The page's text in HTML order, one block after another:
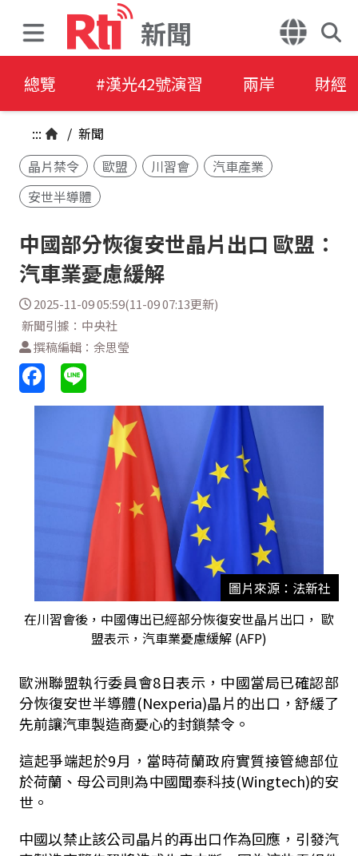
新聞
總覽 #漢光42號演習 兩岸 財經
::: / 新聞
晶片禁令
歐盟 川習會
汽車產業
安世半導體
中國部分恢復安世晶片出口 歐盟：
汽車業憂慮緩解
2025-11-09 05:59(11-09 07:13更新)
新聞引據：中央社
撰稿編輯：余思瑩
圖片來源：法新社
在川習會後，中國傳出已經部分恢復安世晶片出口， 歐
盟表示，汽車業憂慮緩解 (AFP)
歐洲聯盟執行委員會8日表示，中國當局已確認部
分恢復安世半導體(Nexperia)晶片的出口，舒緩了
先前讓汽車製造商憂心的封鎖禁令。
這起爭端起於9月，當時荷蘭政府實質接管總部位
於荷蘭、母公司則為中國聞泰科技(Wingtech)的安
世。
中國以禁止該公司晶片的再出口作為回應，引發汽